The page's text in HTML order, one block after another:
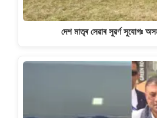
দেশ মাতৃৰ সেৱাৰ সুৱৰ্ণ সুযোগঃ